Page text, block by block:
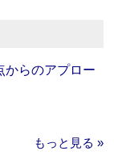
からのアプロー
もっと見る »